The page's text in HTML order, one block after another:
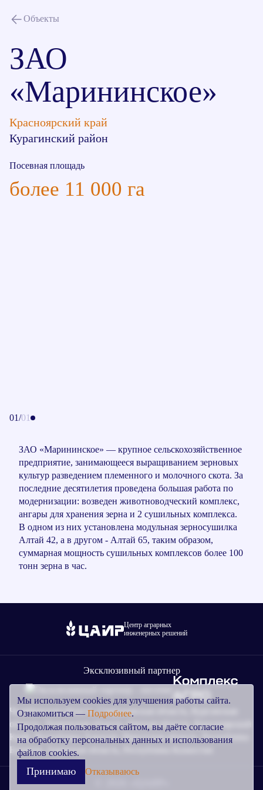
Объекты
ЗАО
«Марининское»
Красноярский край
Курагинский район
Посевная площадь
более 11 000 га
01/01
ЗАО «Марининское» — крупное сельскохозяйственное
предприятие, занимающееся выращиванием зерновых
культур разведением племенного и молочного скота. За
последние десятилетия проведена большая работа по
модернизации: возведен животноводческий комплекс,
ангары для хранения зерна и 2 сушильных комплекса.
В одном из них установлена модульная зерносушилка
Алтай 42, а в другом - Алтай 65, таким образом,
суммарная мощность сушильных комплексов более 100
тонн зерна в час.
Центр аграрных
инженерных решений
Эксклюзивный партнер
Челябинская область, Свердловская область, Курганская
область, Тюменская область, Омская область, Красноярский
Край, Республика Хакасия, Иркутская область, Республика
Бурятия, Амурская область, Республика Казахстан
Мы используем cookies для улучшения работы сайта.
Ознакомиться — Подробнее.
Продолжая пользоваться сайтом, вы даёте согласие
на обработку персональных данных и использования
файлов cookies.
Принимаю Отказываюсь